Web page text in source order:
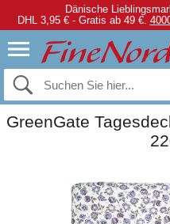
Dänische
DHL 3,95 € - Gratis ab 49 €.
GreenGate